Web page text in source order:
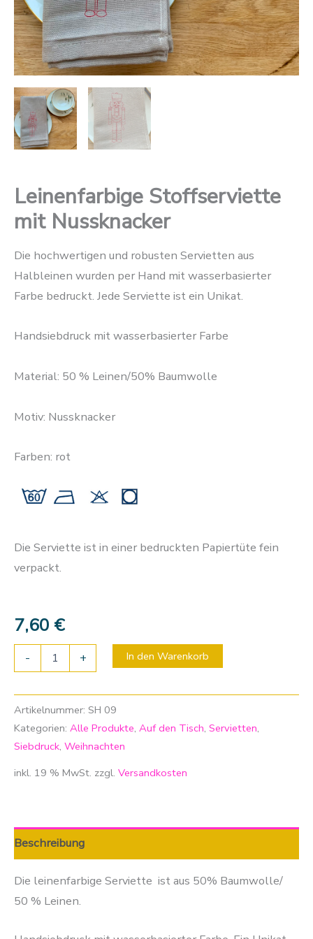
Leinenfarbige Stoffserviette
mit Nussknacker
Die hochwertigen und robusten Servietten aus
Halbleinen wurden per Hand mit wasserbasierter
Farbe bedruckt. Jede Serviette ist ein Unikat.
Handsiebdruck mit wasserbasierter Farbe
Material: 50 % Leinen/50% Baumwolle
Motiv: Nussknacker
Farben: rot
Die Serviette ist in einer bedruckten Papiertüte fein
verpackt.
7,60 €
- + In den Warenkorb
Artikelnummer: SH 09
Kategorien: Alle Produkte, Auf den Tisch, Servietten,
Siebdruck, Weihnachten
inkl. 19 % MwSt. zzgl. Versandkosten
Beschreibung
Die leinenfarbige Serviette ist aus 50% Baumwolle/
50 % Leinen.